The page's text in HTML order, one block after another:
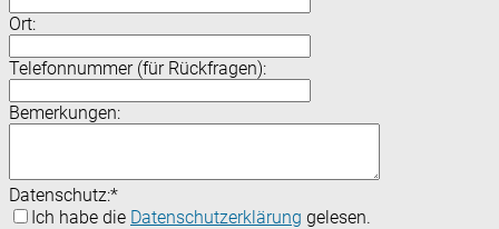
Ort:
Telefonnummer (für Rückfragen):
Bemerkungen:
Datenschutz:*
Ich habe die Datenschutzerklärung gelesen.